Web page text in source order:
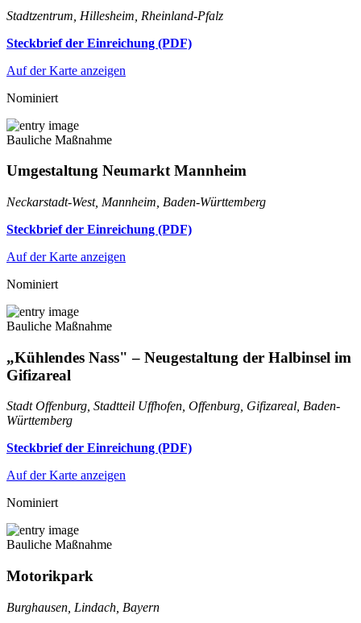
Stadtzentrum, Hillesheim, Rheinland-Pfalz
Steckbrief der Einreichung (PDF)
Auf der Karte anzeigen
Nominiert
Bauliche Maßnahme
Umgestaltung Neumarkt Mannheim
Neckarstadt-West, Mannheim, Baden-Württemberg
Steckbrief der Einreichung (PDF)
Auf der Karte anzeigen
Nominiert
Bauliche Maßnahme
„Kühlendes Nass" – Neugestaltung der Halbinsel im
Gifizareal
Stadt Offenburg, Stadtteil Uffhofen, Offenburg, Gifizareal, Baden-
Württemberg
Steckbrief der Einreichung (PDF)
Auf der Karte anzeigen
Nominiert
Bauliche Maßnahme
Motorikpark
Burghausen, Lindach, Bayern